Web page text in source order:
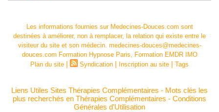
Les informations fournies sur Medecines-Douces.com sont
destinées à améliorer, non à remplacer, la relation qui existe entre le
visiteur du site et son médecin. medecines-douces@medecines-
douces.com Formation Hypnose Paris, Formation EMDR IMO
Plan du site | Syndication | Inscription au site | Tags
Liens Utiles Sites Thérapies Complémentaires - Mots clés les
plus recherchés en Thérapies Complémentaires - Conditions
Générales d'Utilisation